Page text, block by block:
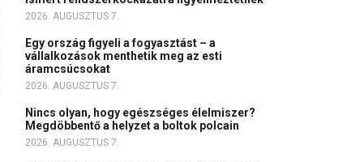
2026. AUGUSZTUS 7.
Egy ország figyeli a fogyasztást – a
vállalkozások menthetik meg az esti
áramcsúcsokat
2026. AUGUSZTUS 7.
Nincs olyan, hogy egészséges élelmiszer?
Megdöbbentő a helyzet a boltok polcain
2026. AUGUSZTUS 7.